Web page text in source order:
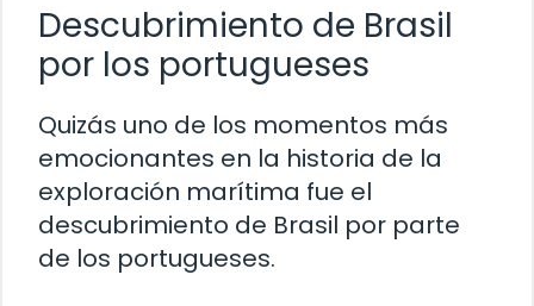
Descubrimiento de Brasil
por los portugueses
Quizás uno de los momentos más
emocionantes en la historia de la
exploración marítima fue el
descubrimiento de Brasil por parte
de los portugueses.